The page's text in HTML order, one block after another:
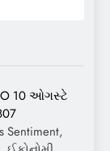
10 ઓગસ્ટે
Sentiment,